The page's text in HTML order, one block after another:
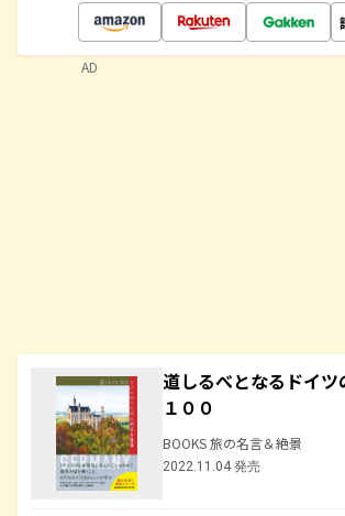
道しるべとなるドイ
１００
BOOKS 旅の名言＆絶景
2022.11.04 発売
AD